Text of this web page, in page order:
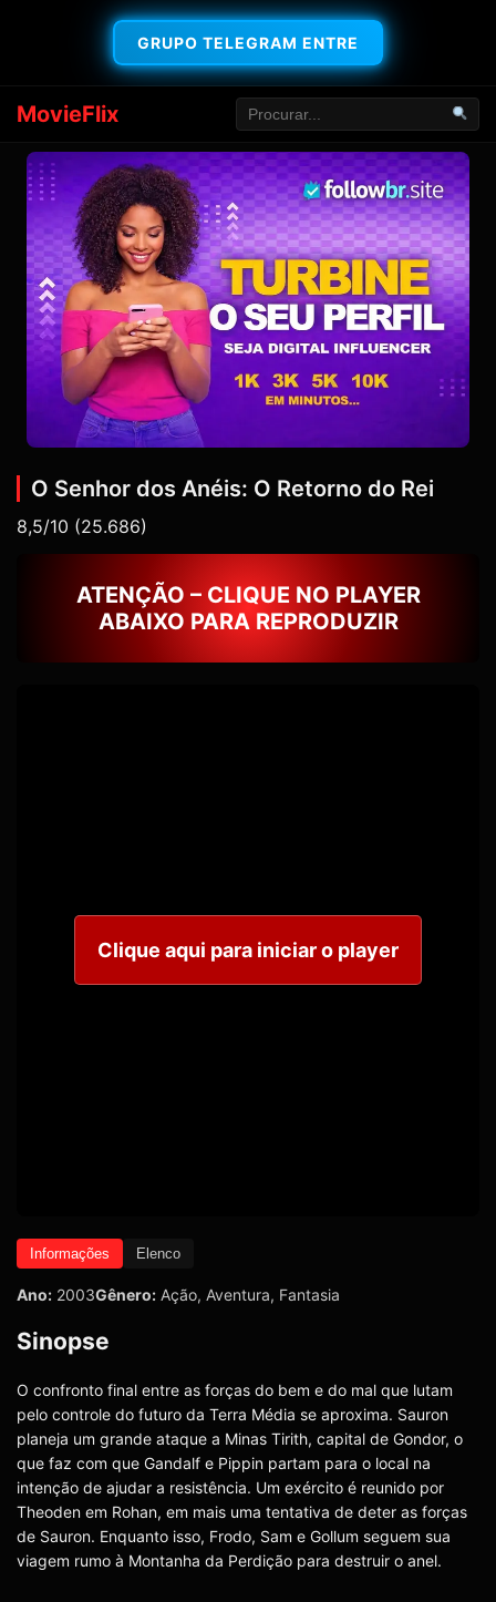
GRUPO TELEGRAM ENTRE
MovieFlix
O Senhor dos Anéis: O Retorno do Rei
8,5/10 (25.686)
ATENÇÃO – CLIQUE NO PLAYER
ABAIXO PARA REPRODUZIR
Clique aqui para iniciar o player
Informações Elenco
Ano: 2003Gênero: Ação, Aventura, Fantasia
Sinopse
O confronto final entre as forças do bem e do mal que lutam
pelo controle do futuro da Terra Média se aproxima. Sauron
planeja um grande ataque a Minas Tirith, capital de Gondor, o
que faz com que Gandalf e Pippin partam para o local na
intenção de ajudar a resistência. Um exército é reunido por
Theoden em Rohan, em mais uma tentativa de deter as forças
de Sauron. Enquanto isso, Frodo, Sam e Gollum seguem sua
viagem rumo à Montanha da Perdição para destruir o anel.